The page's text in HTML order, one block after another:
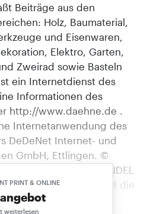
PRINT & ONLINE
weiterlesen
Beiträge aus den
Holz, Baumaterial,
und Eisenwaren,
Elektro, Garten,
Zweirad sowie Basteln
ein Internetdienst des
Informationen des
http://www.daehne.de .
Internetanwendung des
DeDeNet Internet- und
GmbH, Ettlingen. ©
Ettlingen. HANDEL
Spielerei sind die